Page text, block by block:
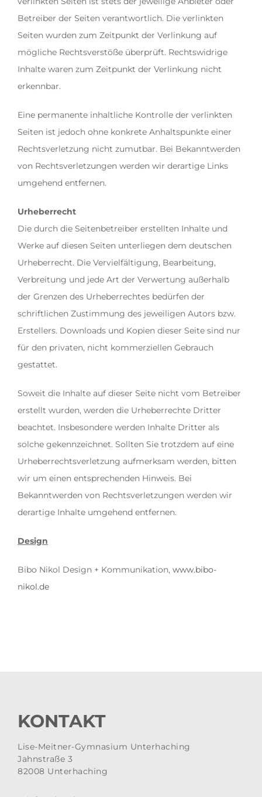
Betreiber der Seiten verantwortlich. Die verlinkten
Seiten wurden zum Zeitpunkt der Verlinkung auf
mögliche Rechtsverstöße überprüft. Rechtswidrige
Inhalte waren zum Zeitpunkt der Verlinkung nicht
erkennbar.
Eine permanente inhaltliche Kontrolle der verlinkten
Seiten ist jedoch ohne konkrete Anhaltspunkte einer
Rechtsverletzung nicht zumutbar. Bei Bekanntwerden
von Rechtsverletzungen werden wir derartige Links
umgehend entfernen.
Urheberrecht
Die durch die Seitenbetreiber erstellten Inhalte und
Werke auf diesen Seiten unterliegen dem deutschen
Urheberrecht. Die Vervielfältigung, Bearbeitung,
Verbreitung und jede Art der Verwertung außerhalb
der Grenzen des Urheberrechtes bedürfen der
schriftlichen Zustimmung des jeweiligen Autors bzw.
Erstellers. Downloads und Kopien dieser Seite sind nur
für den privaten, nicht kommerziellen Gebrauch
gestattet.
Soweit die Inhalte auf dieser Seite nicht vom Betreiber
erstellt wurden, werden die Urheberrechte Dritter
beachtet. Insbesondere werden Inhalte Dritter als
solche gekennzeichnet. Sollten Sie trotzdem auf eine
Urheberrechtsverletzung aufmerksam werden, bitten
wir um einen entsprechenden Hinweis. Bei
Bekanntwerden von Rechtsverletzungen werden wir
derartige Inhalte umgehend entfernen.
Design
Bibo Nikol Design + Kommunikation, www.bibo-
nikol.de
KONTAKT
Lise-Meitner-Gymnasium Unterhaching
Jahnstraße 3
82008 Unterhaching